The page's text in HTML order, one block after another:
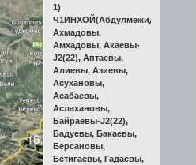
1)
Ч1ИНХОЙ(Абдулмежидовы,
Ахмадовы,
Амхадовы, Акаевы-
J2(22), Аптаевы,
Алиевы, Азиевы,
Асухановы,
Асабаевы,
Аслахановы,
Байраевы-J2(22),
Бадуевы, Бакаевы,
Берсановы,
Бетигаевы, Гадаевы,